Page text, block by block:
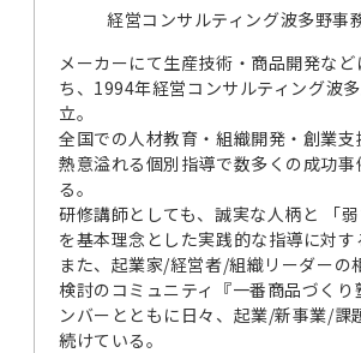
経営コンサルティング波多野
メーカーにて生産技術・商品開発な
ち、1994年経営コンサルティング波
立。
全国での人材教育・組織開発・創業支
熱意溢れる個別指導で数多くの成功事
る。
研修講師としても、誠実な人柄と 「弱
を基本理念とした実践的な指導に対す
また、起業家/経営者/組織リーダーの
検討のコミュニティ『一番商品づくり
ンバーとともに日々、起業/新事業/課
続けている。